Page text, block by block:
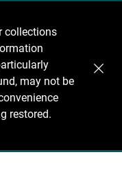
collections
may not be
restored.